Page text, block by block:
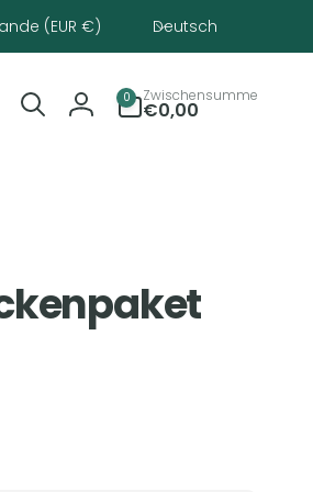
(EUR €) Deutsch
Einloggen
0
Artikel
Zwischensumme
€0,00